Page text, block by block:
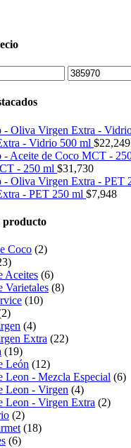
Precio
máximo
- Vidrio 500 ml $22,249
- 250 ml $31,730
- PET 250 ml $7,948
producto
Coco (2)
Aceites (6)
Varietales (8)
(10)
(4)
Extra (22)
(19)
León (12)
Leon - Mezcla Especial (6)
Leon - Virgen (4)
Leon - Virgen Extra (2)
(2)
(18)
(6)